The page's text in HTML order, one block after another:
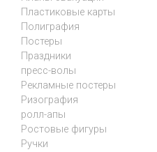
Пластиковые карты
Полиграфия
Постеры
Праздники
пресс-волы
Рекламные постеры
Ризография
ролл-апы
Ростовые фигуры
Ручки